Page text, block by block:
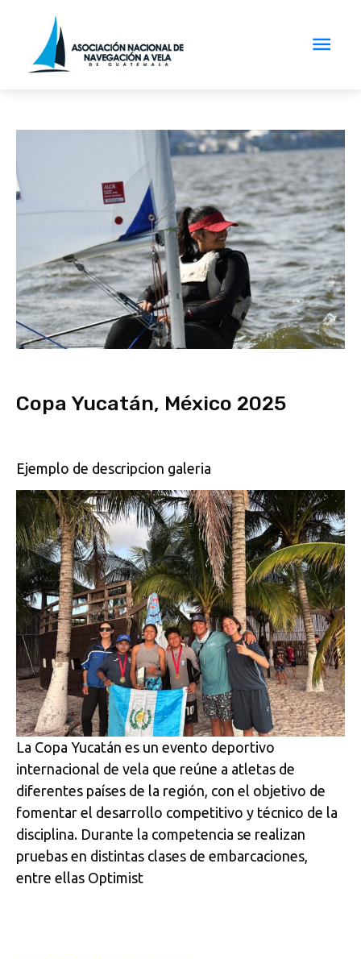
Copa Yucatán, México 2025
Ejemplo de descripcion galeria
La Copa Yucatán es un evento deportivo
internacional de vela que reúne a atletas de
diferentes países de la región, con el objetivo de
fomentar el desarrollo competitivo y técnico de la
disciplina. Durante la competencia se realizan
pruebas en distintas clases de embarcaciones,
entre ellas Optimist